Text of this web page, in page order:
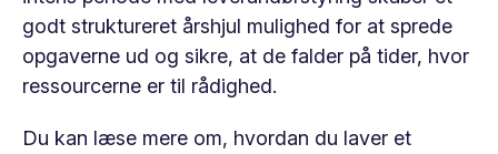
godt struktureret årshjul mulighed for at sprede
opgaverne ud og sikre, at de falder på tider, hvor
ressourcerne er til rådighed.
Du kan læse mere om, hvordan du laver et